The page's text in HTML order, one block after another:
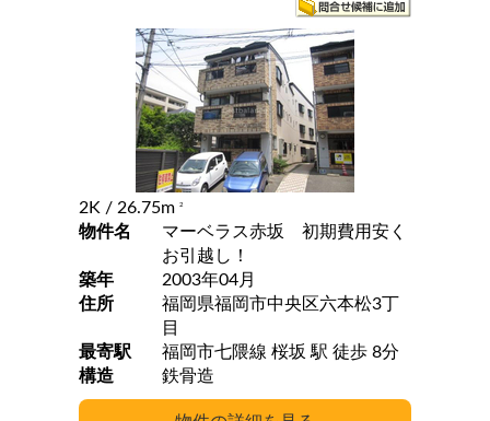
2K / 26.75m 2
物件名
マーベラス赤坂 初期費用安く
お引越し！
築年
2003年04月
住所
福岡県福岡市中央区六本松3丁
目
最寄駅
福岡市七隈線 桜坂 駅 徒歩 8分
構造
鉄骨造